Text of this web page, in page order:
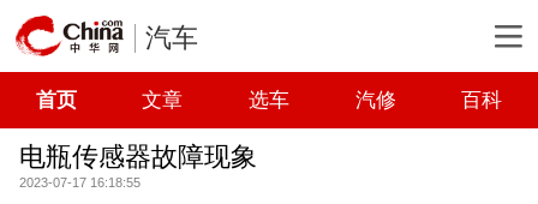
汽车
首页 文章 选车 汽修 百科
电瓶传感器故障现象
2023-07-17 16:18:55